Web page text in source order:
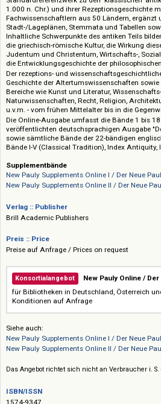
Inhalt :: Content
Standardreferenzwerk zu den
1.000 n. Chr.) und ihrer
Fachwissenschaftlern aus 50 Ländern,
Stadt-/Lageplänen, Stemmata und
Inhaltliche Schwerpunkte des antiken
die griechisch-römische Kultur, die
Judentum und Christentum, Wirtschafts-,
die Entwicklungsgeschichte der
Der rezeptions- und
Geschichte der Altertumswissenschaften
Bereiche wie Kunst und Literatur,
Naturwissenschaften, Recht, Religion,
u.v.m. - vom frühen Mittelalter bis in die
veröffentlichten deutschsprachigen
sowie sämtliche Bände der 22-bändigen
Bände I-V (Classical Tradition), Index
Supplementbände
New Pauly Supplements Online I / Der
Verlag :: Publisher
Brill Academic Publishers
Preis :: Price
Preise auf Anfrage / Prices on request
Konsortialangebot
für Bibliotheken in Deutschland,
Siehe auch:
New Pauly Supplements Online I / Der